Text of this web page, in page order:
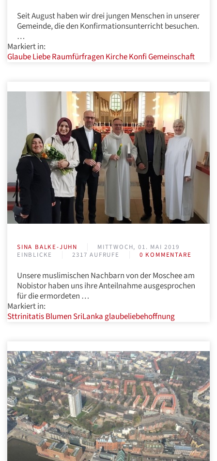
Seit August haben wir drei jungen Menschen in unserer
Gemeinde, die den Konfirmationsunterricht besuchen.
…
Markiert in:
GlaubeLiebeRaumfürfragen KircheKonfi Gemeinschaft
SINA BALKE-JUHN
MITTWOCH, 01. MAI 2019
EINBLICKE
2317 AUFRUFE 0 KOMMENTARE
Unsere muslimischen Nachbarn von der Moschee am
Nobistor haben uns ihre Anteilnahme ausgesprochen
für die ermordeten …
Markiert in:
SttrinitatisBlumen SriLankaglaubeliebehoffnung